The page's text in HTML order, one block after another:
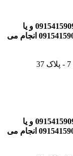
تا اطلاع ثانوی فروش از طریق ایتا با شماره 09154159098 و یا
تماس تلفنی با شماره های 05136022032 – 09154159098 انجام می
تا اطلاع ثانوی فروش از طریق ایتا با شماره 09154159098 و یا
تماس تلفنی با شماره های 05136022032 – 09154159098 انجام می